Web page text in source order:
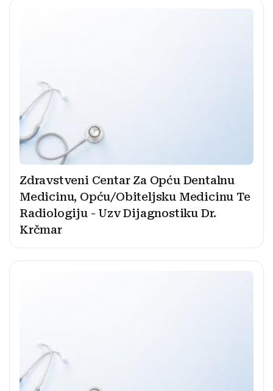
Zdravstveni Centar Za Opću Dentalnu
Medicinu, Opću/Obiteljsku Medicinu Te
Radiologiju - Uzv Dijagnostiku Dr.
Krčmar